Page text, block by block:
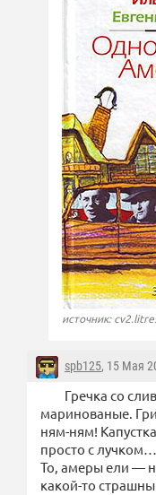
источник:
spb125, 15 Мая
Гречка со
маринованые.
ням-ням!
просто с лучком…
То, амеры ели —
какой-то